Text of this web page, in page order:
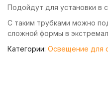
Подойдут для установки в
С таким трубками можно
сложной формы в
Категории: Освещение для